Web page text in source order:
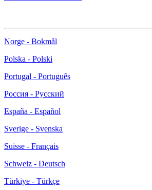
Norge - Bokmål
Polska - Polski
Portugal - Português
Россия - Русский
España - Español
Sverige - Svenska
Suisse - Français
Schweiz - Deutsch
Türkiye - Türkçe